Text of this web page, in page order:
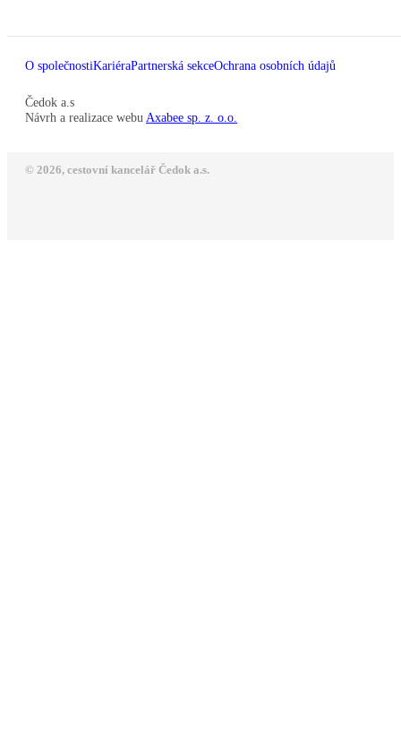
O společnostiKariéraPartnerská sekceOchrana osobních údajů
Čedok a.s
Návrh a realizace webu Axabee sp. z. o.o.
© 2026, cestovní kancelář Čedok a.s.